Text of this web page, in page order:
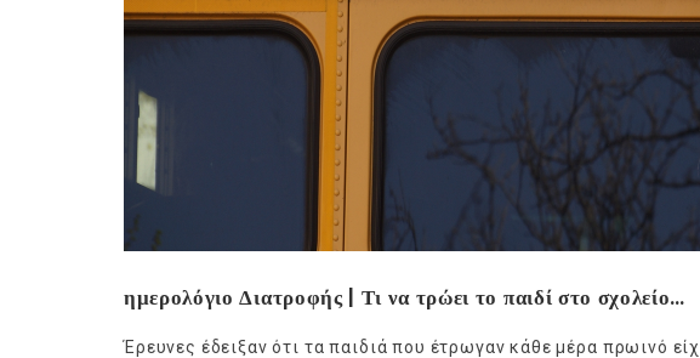
ημερολόγιο Διατροφής | Τι να τρώει το παιδί στο σχολείο…
Έρευνες έδειξαν ότι τα παιδιά που έτρωγαν κάθε μέρα πρωινό